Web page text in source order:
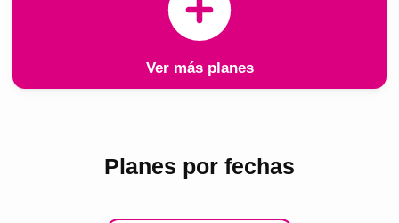
Ver más planes
Planes por fechas